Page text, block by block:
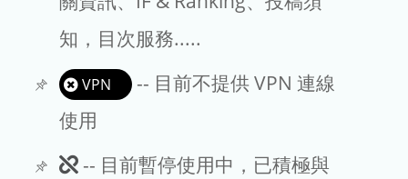
EndNote
知，目次服務.....
VPN
-- 目前不提供 VPN 連線
使用
此
-- 目前暫停使用中，已積極與